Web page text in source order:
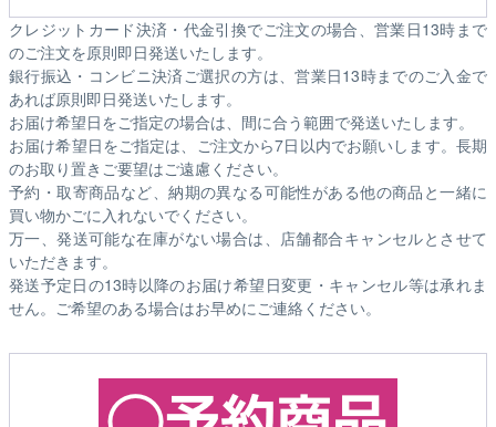
クレジットカード決済・代金引換でご注文の場合、営業日13時まで
のご注文を原則即日発送いたします。
銀行振込・コンビニ決済ご選択の方は、営業日13時までのご入金で
あれば原則即日発送いたします。
お届け希望日をご指定の場合は、間に合う範囲で発送いたします。
お届け希望日をご指定は、ご注文から7日以内でお願いします。長期
のお取り置きご要望はご遠慮ください。
予約・取寄商品など、納期の異なる可能性がある他の商品と一緒に
買い物かごに入れないでください。
万一、発送可能な在庫がない場合は、店舗都合キャンセルとさせて
いただきます。
発送予定日の13時以降のお届け希望日変更・キャンセル等は承れま
せん。ご希望のある場合はお早めにご連絡ください。